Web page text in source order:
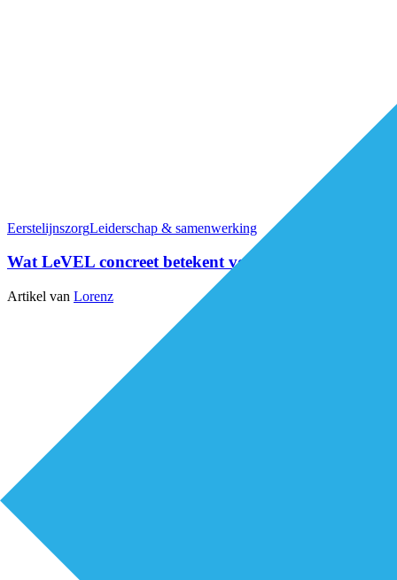
EerstelijnszorgLeiderschap & samenwerking
Wat LeVEL concreet betekent voor de eerstelijnszorg
Artikel van Lorenz